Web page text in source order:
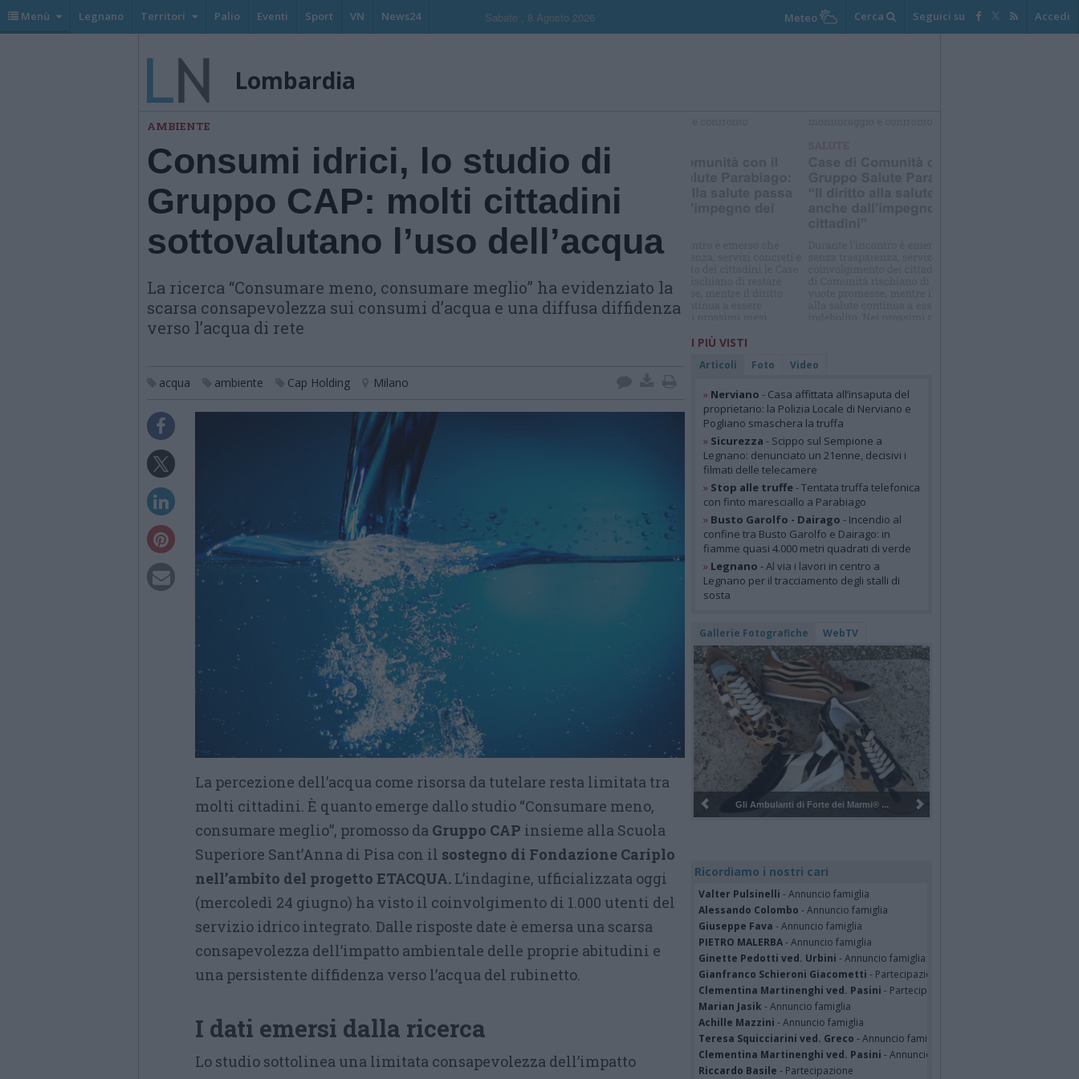
Menù Legnano Territori Palio Eventi Sport VN News24 Sabato , 8 Agosto 2026 Meteo Cerca Seguici su Accedi
Lombardia
AMBIENTE
Consumi idrici, lo studio di
Gruppo CAP: molti cittadini
sottovalutano l’uso dell’acqua
La ricerca “Consumare meno, consumare meglio” ha evidenziato la
scarsa consapevolezza sui consumi d’acqua e una diffusa diffidenza
verso l’acqua di rete
acqua ambiente Cap Holding Milano
La percezione dell’acqua come risorsa da tutelare resta limitata tra
molti cittadini. È quanto emerge dallo studio “Consumare meno,
consumare meglio”, promosso da Gruppo CAP insieme alla Scuola
Superiore Sant’Anna di Pisa con il sostegno di Fondazione Cariplo
nell’ambito del progetto ETACQUA. L’indagine, ufficializzata oggi
(mercoledì 24 giugno) ha visto il coinvolgimento di 1.000 utenti del
servizio idrico integrato. Dalle risposte date è emersa una scarsa
consapevolezza dell’impatto ambientale delle proprie abitudini e
una persistente diffidenza verso l’acqua del rubinetto.
I dati emersi dalla ricerca
Lo studio sottolinea una limitata consapevolezza dell’impatto
I PIÙ VISTI
Articoli Foto Video
» Nerviano - Casa affittata all’insaputa del
proprietario: la Polizia Locale di Nerviano e
Pogliano smaschera la truffa
» Sicurezza - Scippo sul Sempione a
Legnano: denunciato un 21enne, decisivi i
filmati delle telecamere
» Stop alle truffe- Tentata truffa telefonica
con finto maresciallo a Parabiago
» Busto Garolfo - Dairago - Incendio al
confine tra Busto Garolfo e Dairago: in
fiamme quasi 4.000 metri quadrati di verde
» Legnano - Al via i lavori in centro a
Legnano per il tracciamento degli stalli di
sosta
Gallerie Fotografiche WebTV
Gli Ambulanti di Forte dei Marmi® ... Pulizia del bosco del Rugareto a ...
Ricordiamo i nostri cari
Valter Pulsinelli - Annuncio famiglia
Alessando Colombo - Annuncio famiglia
Giuseppe Fava - Annuncio famiglia
PIETRO MALERBA- Annuncio famiglia
Ginette Pedotti ved. Urbini - Annuncio famiglia
Gianfranco Schieroni Giacometti - Partecipazione
Clementina Martinenghi ved. Pasini - Partecipazione
Marian Jasik - Annuncio famiglia
Achille Mazzini - Annuncio famiglia
Teresa Squicciarini ved. Greco - Annuncio famiglia
Clementina Martinenghi ved. Pasini - Annuncio famiglia
Riccardo Basile - Partecipazione